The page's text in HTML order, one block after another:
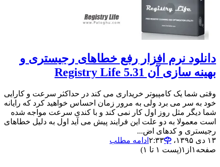
دانلود نرم افزار رفع خطاهای رجیستری و
بهینه سازی آن Registry Life 5.31
وقتی شما یک کامپیوتر خریداری می کند در حداکثر سرعت و کارایی
خود به سر می برد ولی به مرور زمان احساس خواهید کرد که رایانه
شما دیگر مثل روز اول کار نمی کند و با کندی سرعت مواجه شده
است معمولا به دو علت این فرایند پیش می آید اول به دلیل خطاهای
رجیستری و کدهای اض...
۱۳ دی ۱۳۹۵،‏ ۲:۳۳
ادامه مطلب
صفحه ۱ از ۱(پست ۱ تا ۱)